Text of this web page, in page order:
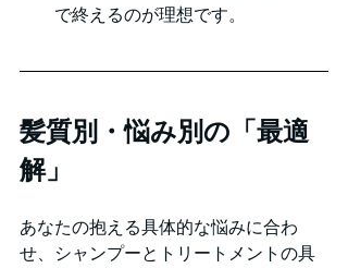
で終えるのが理想です。
髪質別・悩み別の「最適
解」
あなたの抱える具体的な悩みに合わ
せ、シャンプーとトリートメントの具